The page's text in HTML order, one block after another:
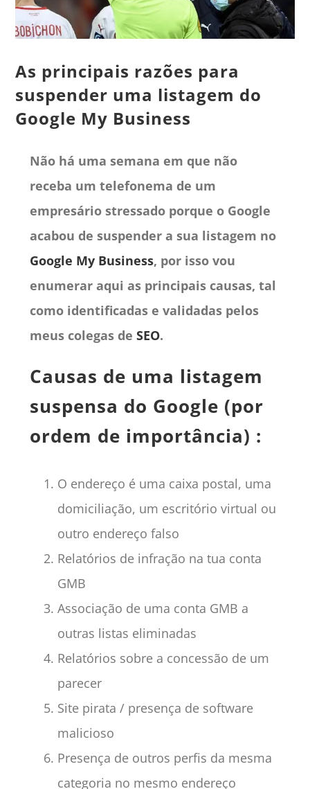
As principais razões para
suspender uma listagem do
Google My Business
Não há uma semana em que não
receba um telefonema de um
empresário stressado porque o Google
acabou de suspender a sua listagem no
Google My Business, por isso vou
enumerar aqui as principais causas, tal
como identificadas e validadas pelos
meus colegas de SEO.
Causas de uma listagem
suspensa do Google (por
ordem de importância) :
O endereço é uma caixa postal, uma
domiciliação, um escritório virtual ou
outro endereço falso
Relatórios de infração na tua conta
GMB
Associação de uma conta GMB a
outras listas eliminadas
Relatórios sobre a concessão de um
parecer
Site pirata / presença de software
malicioso
Presença de outros perfis da mesma
categoria no mesmo endereço